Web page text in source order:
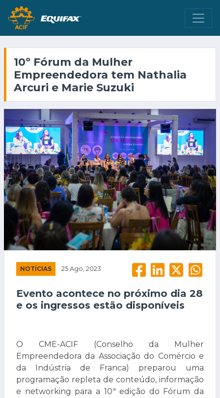
10º Fórum da Mulher
Empreendedora tem Nathalia
Arcuri e Marie Suzuki
NOTÍCIAS 25 Ago, 2023
Evento acontece no próximo dia 28
e os ingressos estão disponíveis
O CME-ACIF (Conselho da Mulher
Empreendedora da Associação do Comércio e
da Indústria de Franca) preparou uma
programação repleta de conteúdo, informação
e networking para a 10ª edição do Fórum da